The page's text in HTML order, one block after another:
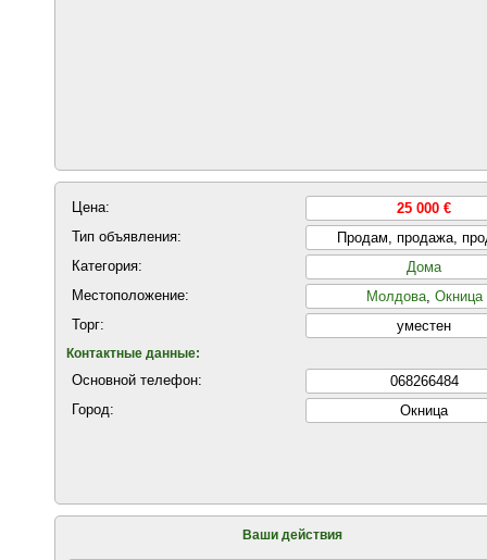
Цена:
25 000 €
Тип объявления:
Продам, продажа,
Категория:
Дома
Местоположение:
Молдова, Окница
Торг:
уместен
Контактные данные:
Основной телефон:
068266484
Город:
Окница
Ваши действия